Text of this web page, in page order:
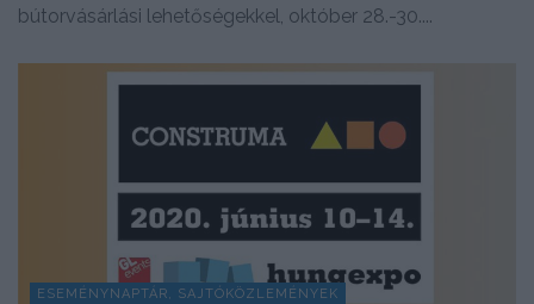
bútorvásárlási lehetőségekkel, október 28.-30....
ESEMÉNYNAPTÁR, SAJTÓKÖZLEMÉNYEK